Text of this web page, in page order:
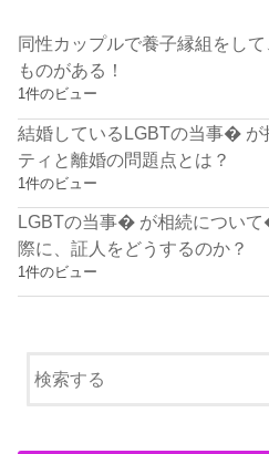
同性カップルで養子縁組をし
ものがある！
1件のビュー
結婚しているLGBTの当事� が
ティと離婚の問題点とは？
1件のビュー
LGBTの当事� が相続につい
際に、証人をどうするのか？
1件のビュー